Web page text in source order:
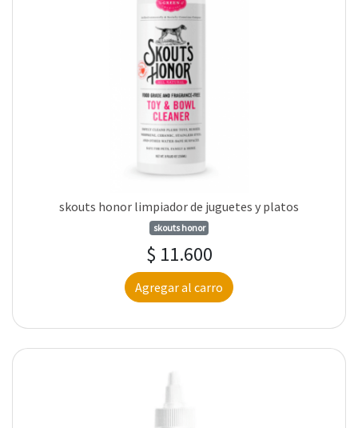
skouts honor limpiador de juguetes y platos
skouts honor
$ 11.600
Agregar al carro